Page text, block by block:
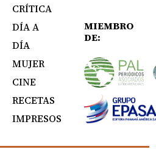
CRÍTICA
DÍA A
DÍA
MUJER
CINE
RECETAS
IMPRESOS
MIEMBRO
DE: